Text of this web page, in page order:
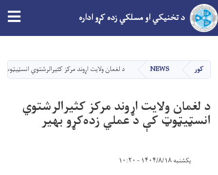
دانګل
د تخنیکي او مسلکي زده کړو اداره
کور NEWS د لغمان ولایت اړوند مرکز کثیرالرشتوي
د لغمان ولایت اړوند مرکز کثیرالرشتوي
انسټيټوټ کې د عملي زده‌کړو بهیر
یکشنبه ۱۴۰۴/۸/۱۸ - ۱۰:۲۰